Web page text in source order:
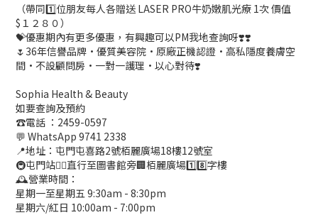
（帶同1️⃣位朋友每人各贈送 LASER PRO牛奶嫩肌光療 1次 價值
$１２８０）
💝優惠期內有更多優惠，有興趣可以PM我地查詢呀❣️❣️
🌷36年信譽品牌·優質美容院·原廠正機認證·高私隱度養膚空
間·不設顧問房·一對一護理·以心對待❣️
Sophia Health & Beauty
如要查詢及預約
☎️電話 ：2459-0597
💬 WhatsApp 9741 2338
📍地址：屯門屯喜路2號栢麗廣場18樓12號室
🚇屯門站👉🏻直行至圖書館旁🏢栢麗廣場1️⃣8️⃣字樓
🕰️營業時間：
星期一至星期五 9:30am - 8:30pm
星期六/紅日 10:00am - 7:00pm